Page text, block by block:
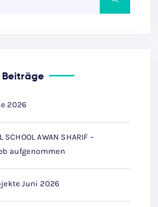
2026
SCHOOL AWAN SHARIF –
aufgenommen
Juni 2026